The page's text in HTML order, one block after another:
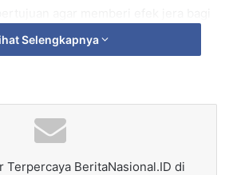
masih membandel,” ucap Iptu
telah ditentukan untuk diperuntukan
Selengkapnya
Terpercaya BeritaNasional.ID di